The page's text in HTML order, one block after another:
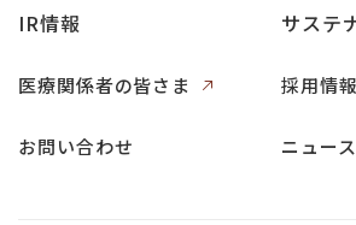
IR情報 サステ
医療関係者の皆さま 採用情報
お問い合わせ ニュース